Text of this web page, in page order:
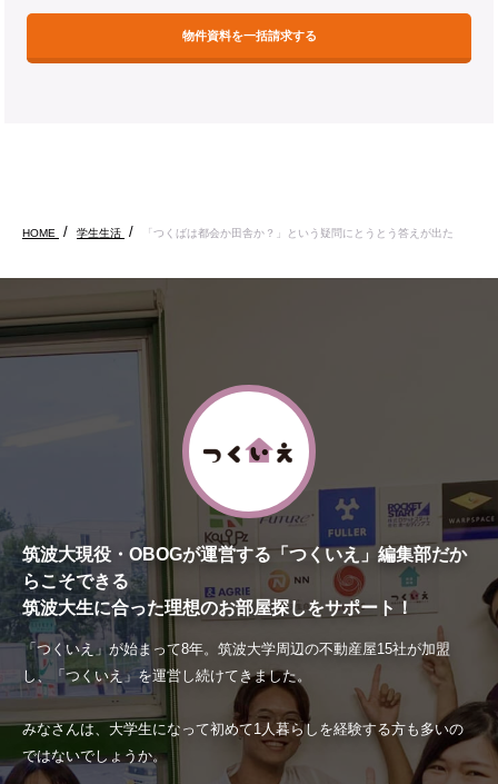
物件資料を一括請求する
HOME 学生生活 「つくばは都会か田舎か？」という疑問にとうとう答えが出た
筑波大現役・OBOGが運営する「つくいえ」編集部だか
らこそできる
筑波大生に合った理想のお部屋探しをサポート！
「つくいえ」が始まって8年。筑波大学周辺の不動産屋15社が加盟
し、「つくいえ」を運営し続けてきました。
みなさんは、大学生になって初めて1人暮らしを経験する方も多いの
ではないでしょうか。